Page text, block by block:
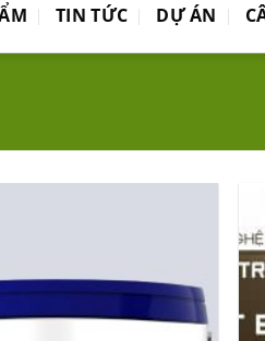
TIN TỨC DỰ ÁN